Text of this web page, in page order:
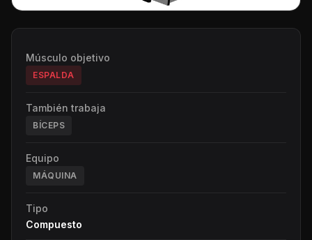
Músculo objetivo
ESPALDA
También trabaja
BÍCEPS
Equipo
MÁQUINA
Tipo
Compuesto